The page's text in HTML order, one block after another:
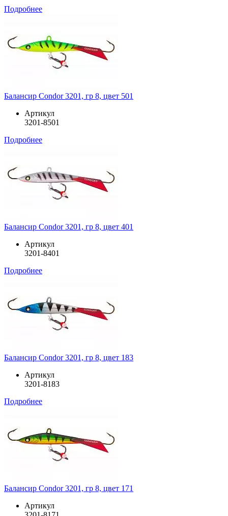
Подробнее
Балансир Condor 3201, гр 8, цвет 501
Артикул
3201-8501
Подробнее
Балансир Condor 3201, гр 8, цвет 401
Артикул
3201-8401
Подробнее
Балансир Condor 3201, гр 8, цвет 183
Артикул
3201-8183
Подробнее
Балансир Condor 3201, гр 8, цвет 171
Артикул